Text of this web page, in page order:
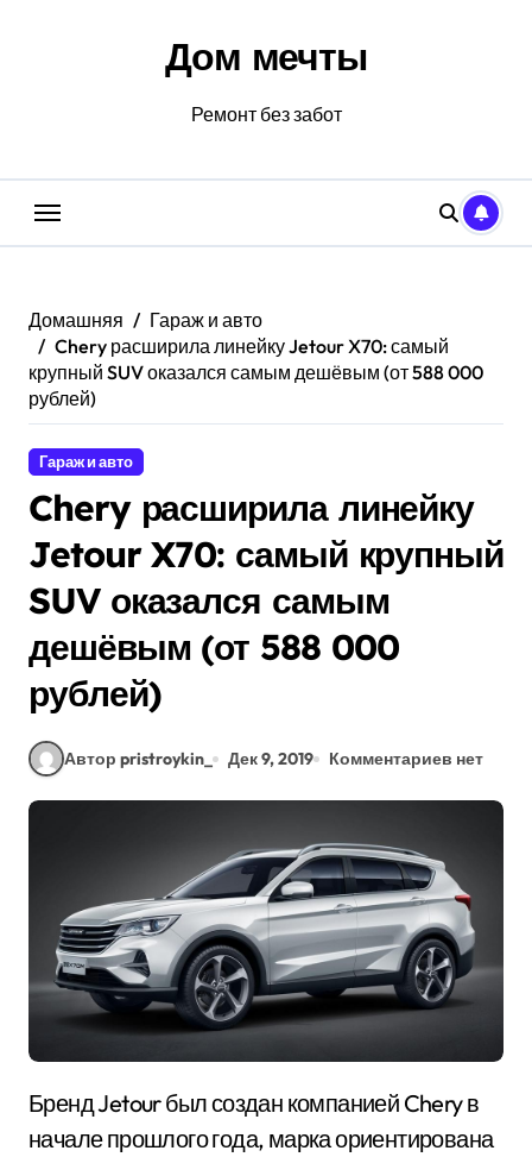
Дом мечты
Ремонт без забот
Домашняя
Гараж и авто
Chery расширила линейку Jetour X70: самый
крупный SUV оказался самым дешёвым (от 588 000
рублей)
Гараж и авто
Chery расширила линейку
Jetour X70: самый крупный
SUV оказался самым
дешёвым (от 588 000
рублей)
Автор pristroykin_ Дек 9, 2019 Комментариев нет
Бренд Jetour был создан компанией Chery в
начале прошлого года, марка ориентирована